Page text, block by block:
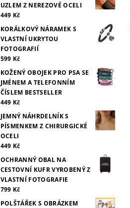
UZLEM Z NEREZOVÉ OCELI
449 Kč
KORÁLKOVÝ NÁRAMEK S
VLASTNÍ UKRYTOU
FOTOGRAFIÍ
599 Kč
KOŽENÝ OBOJEK PRO PSA SE
JMÉNEM A TELEFONNÍM
ČÍSLEM BESTSELLER
449 Kč
JEMNÝ NÁHRDELNÍK S
PÍSMENKEM Z CHIRURGICKÉ
OCELI
449 Kč
OCHRANNÝ OBAL NA
CESTOVNÍ KUFR VYROBENÝ Z
VLASTNÍ FOTOGRAFIE
799 Kč
POLŠTÁŘEK S OBRÁZKEM